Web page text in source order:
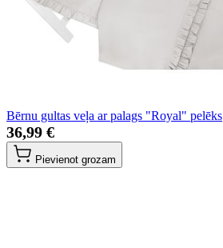
Bērnu gultas veļa ar palags "Royal" pelēks
36,99 €
Pievienot grozam